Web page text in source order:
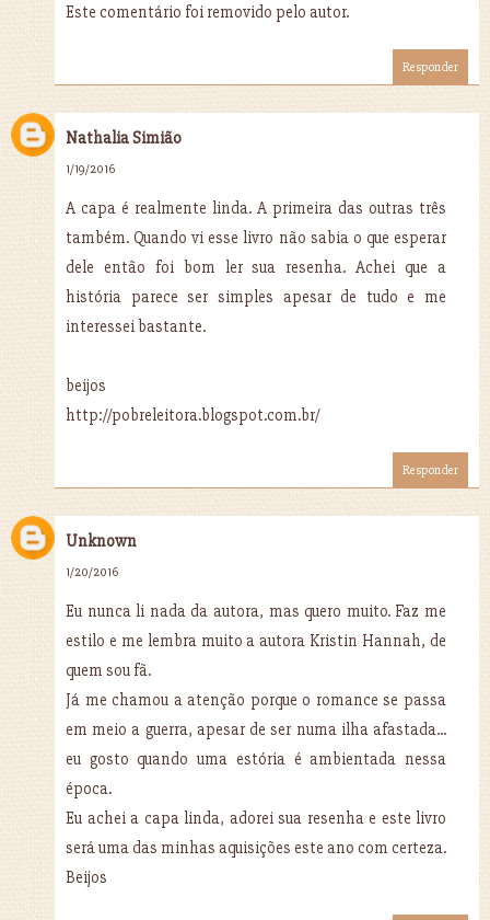
Este comentário foi removido pelo autor.
Responder
Nathalia Simião
1/19/2016
A capa é realmente linda. A primeira das outras três
também. Quando vi esse livro não sabia o que esperar
dele então foi bom ler sua resenha. Achei que a
história parece ser simples apesar de tudo e me
interessei bastante.
beijos
http://pobreleitora.blogspot.com.br/
Responder
Unknown
1/20/2016
Eu nunca li nada da autora, mas quero muito. Faz me
estilo e me lembra muito a autora Kristin Hannah, de
quem sou fã.
Já me chamou a atenção porque o romance se passa
em meio a guerra, apesar de ser numa ilha afastada...
eu gosto quando uma estória é ambientada nessa
época.
Eu achei a capa linda, adorei sua resenha e este livro
será uma das minhas aquisições este ano com certeza.
Beijos